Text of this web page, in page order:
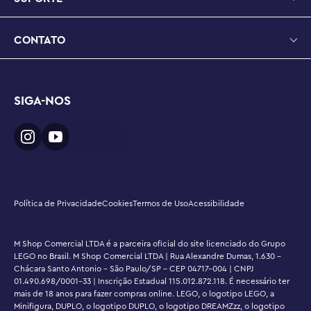
CONTATO
SIGA-NOS
Política de PrivacidadeCookiesTermos de UsoAcessibilidade
M Shop Comercial LTDA é a parceira oficial do site licenciado do Grupo
LEGO no Brasil. M Shop Comercial LTDA | Rua Alexandre Dumas, 1.630 -
Chácara Santo Antonio - São Paulo/SP - CEP 04717-004 | CNPJ
01.490.698/0001-33 | Inscrição Estadual 115.012.872.118. É necessário ter
mais de 18 anos para fazer compras online. LEGO, o logotipo LEGO, a
Minifigura, DUPLO, o logotipo DUPLO, o logotipo DREAMZzz, o logotipo